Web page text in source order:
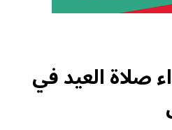
صلاة العيد في